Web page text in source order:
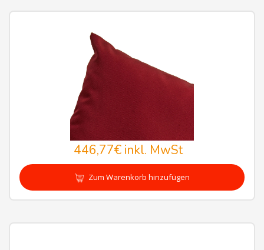
446,77€inkl. MwSt
Zum Warenkorb hinzufügen